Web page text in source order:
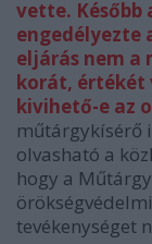
vette. Később
engedélyezte
eljárás nem
korát, értékét
kivihető-e az
műtárgykísérő
olvasható a
hogy a
tevékenységet